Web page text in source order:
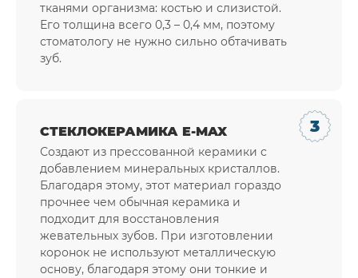
тканями организма: костью и слизистой.
Его толщина всего 0,3 – 0,4 мм, поэтому
стоматологу не нужно сильно обтачивать
зуб.
СТЕКЛОКЕРАМИКА E-MAX
Создают из прессованной керамики с
добавлением минеральных кристаллов.
Благодаря этому, этот материал гораздо
прочнее чем обычная керамика и
подходит для восстановления
жевательных зубов. При изготовлении
коронок не используют металлическую
основу, благодаря этому они тонкие и